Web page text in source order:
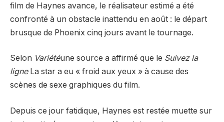
film de Haynes avance, le réalisateur estimé a été
confronté à un obstacle inattendu en août : le départ
brusque de Phoenix cinq jours avant le tournage.
Selon Variétéune source a affirmé que le Suivez la
ligneLa star a eu « froid aux yeux » à cause des
scènes de sexe graphiques du film.
Depuis ce jour fatidique, Haynes est restée muette sur